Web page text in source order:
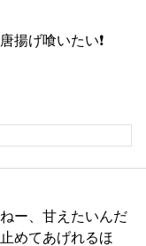
揚げ喰いたい❗
ー、甘えたいんだ
めてあげれるほ